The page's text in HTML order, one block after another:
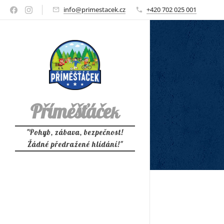
info@primestacek.cz +420 702 025 001
Příměšťáček
"Pohyb, zábava, bezpečnost!
Žádné předražené hlídání!"